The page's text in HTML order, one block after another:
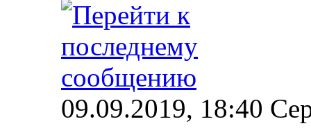
09.09.2019, 18:40